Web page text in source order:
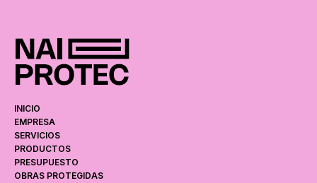
INICIO
EMPRESA
SERVICIOS
PRODUCTOS
PRESUPUESTO
OBRAS PROTEGIDAS